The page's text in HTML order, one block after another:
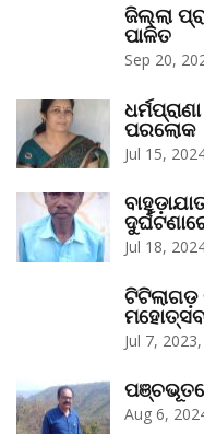
ଜିଲ୍ଲା
ପାଳିତ
Sep 20,
ପରଲୋକ
Jul 15,
Jul 18,
Jul 7,
Aug 6,